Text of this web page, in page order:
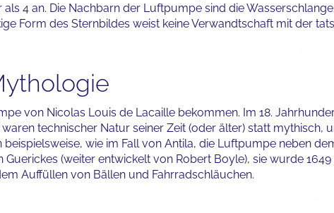
4 an. Die Nachbarn der Luftpumpe sind die
Form des Sternbildes weist keine Verwandtschaft mit der
von Nicolas Louis de Lacaille bekommen. Im 18.
technischer Natur seiner Zeit (oder älter) statt mythisch,
wie im Fall von Antila, die Luftpumpe neben
(weiter entwickelt von Robert Boyle), sie wurde
Auffüllen von Bällen und Fahrradschläuchen.